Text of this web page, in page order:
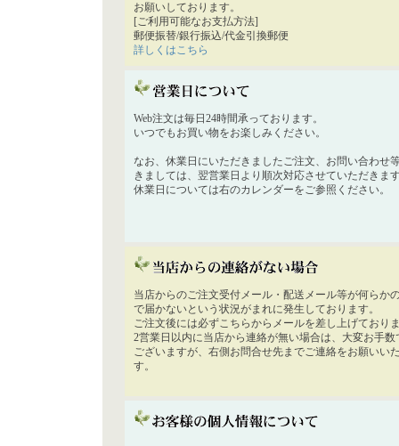
お願いしております。
[ご利用可能なお支払方法]
郵便振替/銀行振込/代金引換郵便
詳しくはこちら
Web注文は毎日24時間承っております。
いつでもお買い物をお楽しみください。
なお、休業日にいただきましたご注文、お問い合わせ
きましては、翌営業日より順次対応させていただきま
休業日については右のカレンダーをご参照ください。
当店からのご注文受付メール・配送メール等が何らか
で届かないという状況がまれに発生しております。
ご注文後には必ずこちらからメールを差し上げており
2営業日以内に当店から連絡が無い場合は、大変お手数
ございますが、右側お問合せ先までご連絡をお願いい
す。